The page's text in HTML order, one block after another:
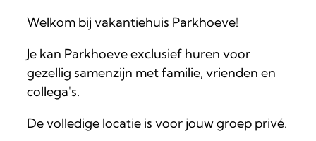
Welkom bij vakantiehuis Parkhoeve!
Je kan Parkhoeve exclusief huren voor
gezellig samenzijn met familie, vrienden en
collega's.
De volledige locatie is voor jouw groep privé.